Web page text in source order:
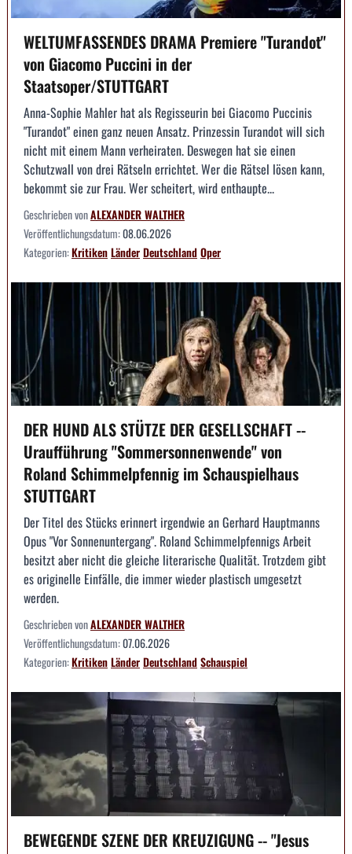
WELTUMFASSENDES DRAMA Premiere "Turandot"
von Giacomo Puccini in der
Staatsoper/STUTTGART
Anna-Sophie Mahler hat als Regisseurin bei Giacomo Puccinis
"Turandot" einen ganz neuen Ansatz. Prinzessin Turandot will sich
nicht mit einem Mann verheiraten. Deswegen hat sie einen
Schutzwall von drei Rätseln errichtet. Wer die Rätsel lösen kann,
bekommt sie zur Frau. Wer scheitert, wird enthaupte...
Geschrieben vonALEXANDER WALTHER
Veröffentlichungsdatum:08.06.2026
Kategorien:KritikenLänderDeutschlandOper
DER HUND ALS STÜTZE DER GESELLSCHAFT --
Uraufführung "Sommersonnenwende" von
Roland Schimmelpfennig im Schauspielhaus
STUTTGART
Der Titel des Stücks erinnert irgendwie an Gerhard Hauptmanns
Opus "Vor Sonnenuntergang". Roland Schimmelpfennigs Arbeit
besitzt aber nicht die gleiche literarische Qualität. Trotzdem gibt
es originelle Einfälle, die immer wieder plastisch umgesetzt
werden.
Geschrieben vonALEXANDER WALTHER
Veröffentlichungsdatum:07.06.2026
Kategorien:KritikenLänderDeutschlandSchauspiel
BEWEGENDE SZENE DER KREUZIGUNG -- "Jesus